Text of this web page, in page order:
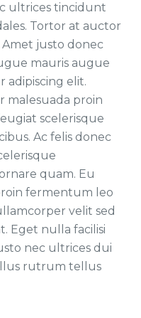
ultrices tincidunt
Tortor at auctor
justo donec
mauris augue
adipiscing elit.
malesuada proin
scelerisque
Ac felis donec
quam. Eu
fermentum leo
velit sed
Eget nulla facilisi
nec ultrices dui
rutrum tellus